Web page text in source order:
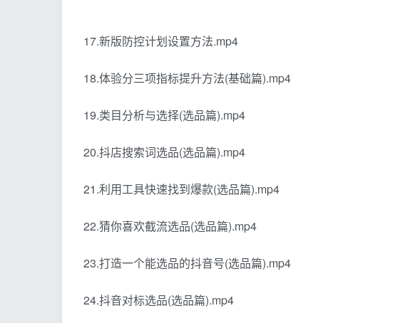
17.新版防控计划设置方法.mp4
18.体验分三项指标提升方法(基础篇).mp4
19.类目分析与选择(选品篇).mp4
20.抖店搜索词选品(选品篇).mp4
21.利用工具快速找到爆款(选品篇).mp4
22.猜你喜欢截流选品(选品篇).mp4
23.打造一个能选品的抖音号(选品篇).mp4
24.抖音对标选品(选品篇).mp4